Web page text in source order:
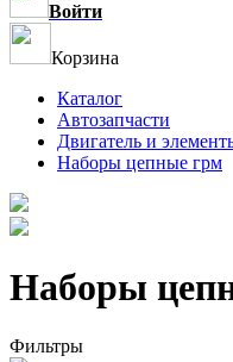
Войти
Корзина
Каталог
Автозапчасти
Двигатель и
Наборы цепные грм
Наборы
Фильтры